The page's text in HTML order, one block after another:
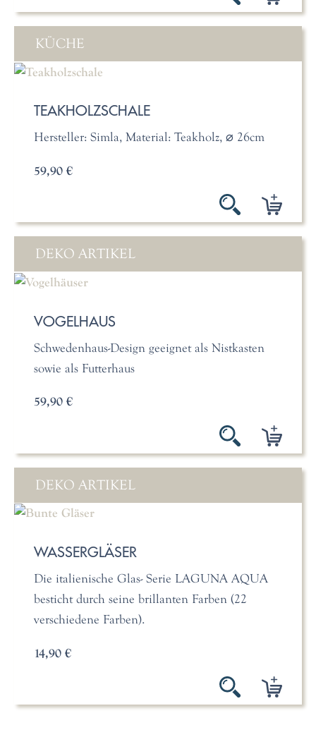
KÜCHE
TEAKHOLZSCHALE
Hersteller: Simla, Material: Teakholz, ⌀ 26cm
59,90 €
DEKO ARTIKEL
VOGELHAUS
Schwedenhaus-Design geeignet als Nistkasten
sowie als Futterhaus
59,90 €
DEKO ARTIKEL
WASSERGLÄSER
Die italienische Glas- Serie LAGUNA AQUA
besticht durch seine brillanten Farben (22
verschiedene Farben).
14,90 €